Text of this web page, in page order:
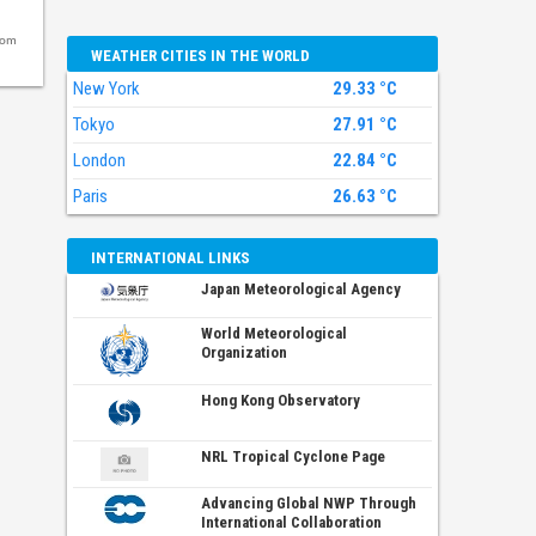
WEATHER CITIES IN THE WORLD
New York
29.33 °C
Tokyo
27.91 °C
London
22.84 °C
Paris
26.63 °C
INTERNATIONAL LINKS
Japan Meteorological Agency
World Meteorological
Organization
Hong Kong Observatory
NRL Tropical Cyclone Page
Advancing Global NWP Through
International Collaboration